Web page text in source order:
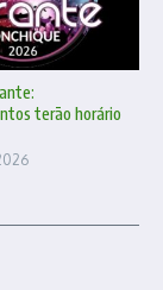
terão horário